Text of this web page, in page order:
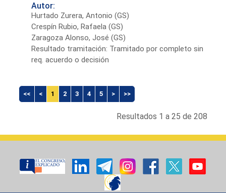
Autor:
Hurtado Zurera, Antonio (GS)
Crespín Rubio, Rafaela (GS)
Zaragoza Alonso, José (GS)
Resultado tramitación: Tramitado por completo sin
req. acuerdo o decisión
<< < 1 2 3 4 5 > >>
Resultados 1 a 25 de 208